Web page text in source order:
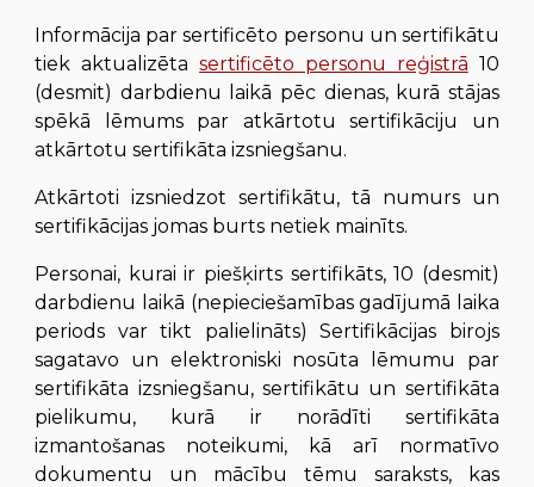
Informācija par sertificēto personu un sertifikātu
tiek aktualizētasertificēto personu reģistrā 10
(desmit) darbdienu laikā pēc dienas, kurā stājas
spēkā
lēmums par atkārtotu sertifikāciju un
atkārtotu sertifikāta izsniegšanu.
Atkārtoti izsniedzot sertifikātu, tā numurs un
sertifikācijas jomas burts netiek mainīts.
Personai, kurai ir piešķirts sertifikāts, 10 (desmit)
darbdienu laikā (nepieciešamības gadījumā laika
periods var tikt palielināts) Sertifikācijas birojs
sagatavo un elektroniski nosūta lēmumu par
sertifikāta izsniegšanu, sertifikātu un sertifikāta
pielikumu, kurā ir norādīti sertifikāta
izmantošanas noteikumi, kā arī normatīvo
dokumentu un mācību tēmu saraksts, kas